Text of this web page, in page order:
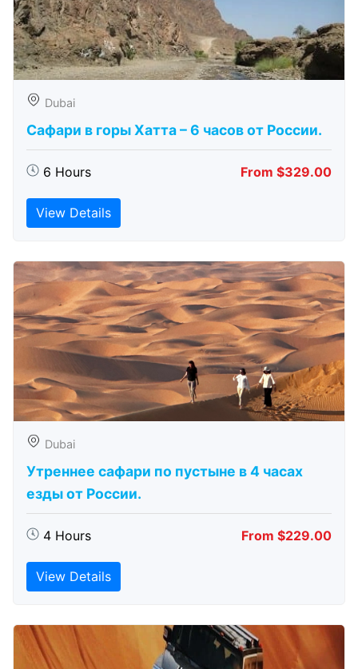
Dubai
Сафари в горы Хатта – 6 часов от России.
6 Hours From $329.00
View Details
Dubai
Утреннее сафари по пустыне в 4 часах
езды от России.
4 Hours From $229.00
View Details